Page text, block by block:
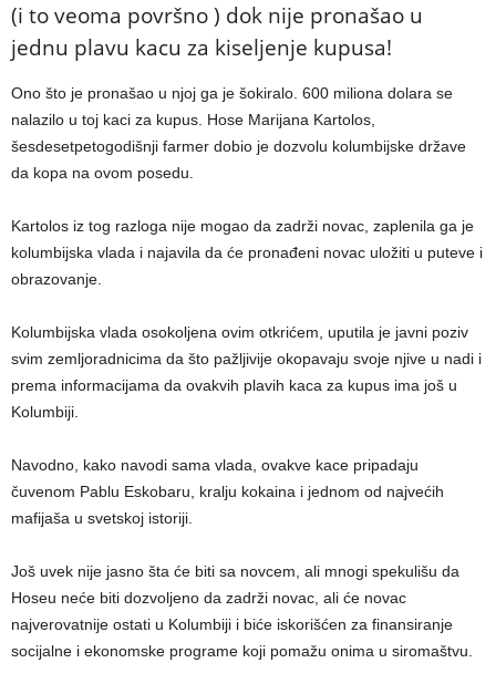
(i to veoma površno ) dok nije pronašao u
jednu plavu kacu za kiseljenje kupusa!
Ono što je pronašao u njoj ga je šokiralo. 600 miliona dolara se
nalazilo u toj kaci za kupus. Hose Marijana Kartolos,
šesdesetpetogodišnji farmer dobio je dozvolu kolumbijske države
da kopa na ovom posedu.
Kartolos iz tog razloga nije mogao da zadrži novac, zaplenila ga je
kolumbijska vlada i najavila da će pronađeni novac uložiti u puteve i
obrazovanje.
Kolumbijska vlada osokoljena ovim otkrićem, uputila je javni poziv
svim zemljoradnicima da što pažljivije okopavaju svoje njive u nadi i
prema informacijama da ovakvih plavih kaca za kupus ima još u
Kolumbiji.
Navodno, kako navodi sama vlada, ovakve kace pripadaju
čuvenom Pablu Eskobaru, kralju kokaina i jednom od najvećih
mafijaša u svetskoj istoriji.
Još uvek nije jasno šta će biti sa novcem, ali mnogi spekulišu da
Hoseu neće biti dozvoljeno da zadrži novac, ali će novac
najverovatnije ostati u Kolumbiji i biće iskorišćen za finansiranje
socijalne i ekonomske programe koji pomažu onima u siromaštvu.